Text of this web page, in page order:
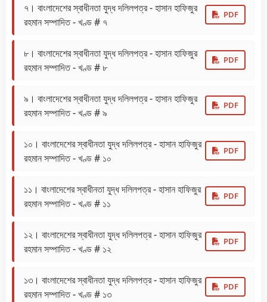
৭। বাংলাদেশের স্বাধীনতা যুদ্ধ দলিলপত্র - হাসান হাফিজুর
রহমান সম্পাদিত - খণ্ড # ৭
PDF
৮। বাংলাদেশের স্বাধীনতা যুদ্ধ দলিলপত্র - হাসান হাফিজুর
রহমান সম্পাদিত - খণ্ড # ৮
PDF
৯। বাংলাদেশের স্বাধীনতা যুদ্ধ দলিলপত্র - হাসান হাফিজুর
রহমান সম্পাদিত - খণ্ড # ৯
PDF
১০। বাংলাদেশের স্বাধীনতা যুদ্ধ দলিলপত্র - হাসান হাফিজুর
রহমান সম্পাদিত - খণ্ড # ১০
PDF
১১। বাংলাদেশের স্বাধীনতা যুদ্ধ দলিলপত্র - হাসান হাফিজুর
রহমান সম্পাদিত - খণ্ড # ১১
PDF
১২। বাংলাদেশের স্বাধীনতা যুদ্ধ দলিলপত্র - হাসান হাফিজুর
রহমান সম্পাদিত - খণ্ড # ১২
PDF
১৩। বাংলাদেশের স্বাধীনতা যুদ্ধ দলিলপত্র - হাসান হাফিজুর
রহমান সম্পাদিত - খণ্ড # ১৩
PDF